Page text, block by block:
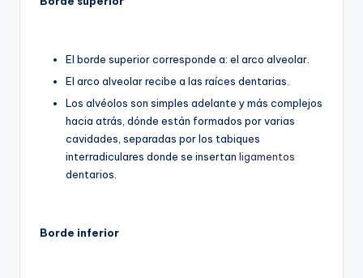
El borde superior corresponde a: el arco alveolar.
El arco alveolar recibe a las raíces dentarias.
Los alvéolos son simples adelante y más complejos
hacia atrás, dónde están formados por varias
cavidades, separadas por los tabiques
interradiculares donde se insertan ligamentos
dentarios.
Borde inferior